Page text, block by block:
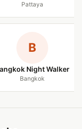
Pattaya
B
Night Walker
Bangkok